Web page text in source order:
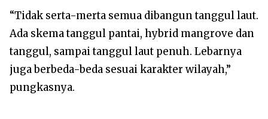
“Tidak serta-merta semua dibangun tanggul laut.
Ada skema tanggul pantai, hybrid mangrove dan
tanggul, sampai tanggul laut penuh. Lebarnya
juga berbeda-beda sesuai karakter wilayah,”
pungkasnya.